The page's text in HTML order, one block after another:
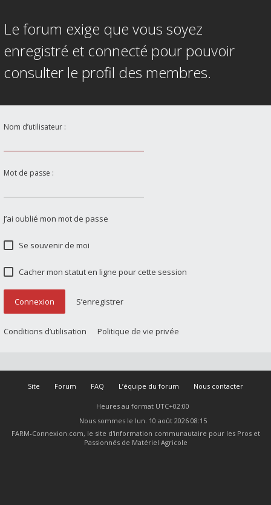
Le forum exige que vous soyez
enregistré et connecté pour pouvoir
consulter le profil des membres.
Nom d’utilisateur :
Mot de passe :
J’ai oublié mon mot de passe
Se souvenir de moi
Cacher mon statut en ligne pour cette session
Connexion S’enregistrer
Conditions d’utilisation Politique de vie privée
Site Forum FAQ L’équipe du forum Nous contacter
Heures au format UTC+02:00
Nous sommes le lun. 10 août 2026 08:15
FARM-Connexion.com, le site d'information communautaire pour les Pros et
Passionnés de Matériel Agricole